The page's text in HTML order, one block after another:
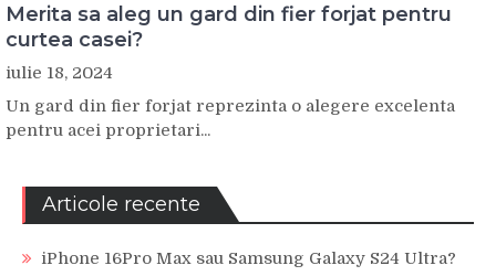
Merita sa aleg un gard din fier forjat pentru
curtea casei?
iulie 18, 2024
Un gard din fier forjat reprezinta o alegere excelenta
pentru acei proprietari...
Articole recente
iPhone 16Pro Max sau Samsung Galaxy S24 Ultra?